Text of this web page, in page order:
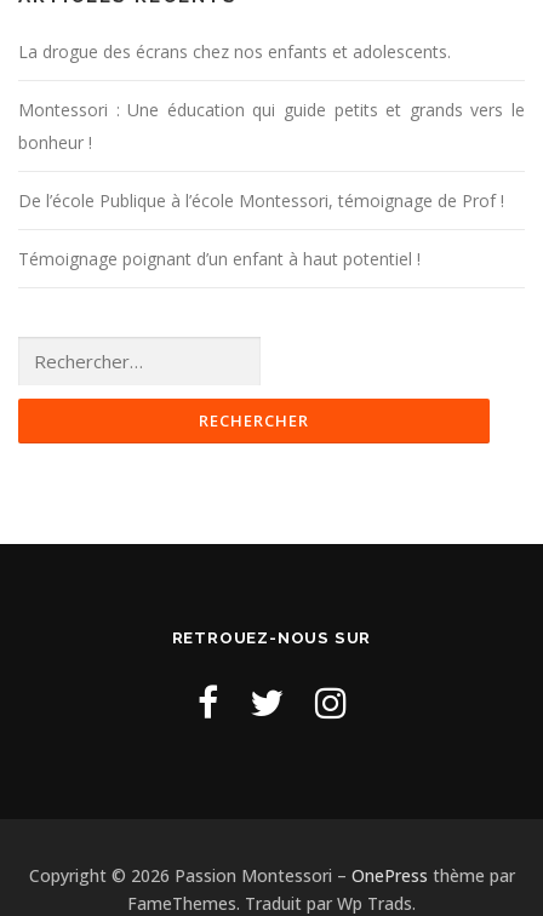
La drogue des écrans chez nos enfants et adolescents.
Montessori : Une éducation qui guide petits et grands vers le
bonheur !
De l’école Publique à l’école Montessori, témoignage de Prof !
Témoignage poignant d’un enfant à haut potentiel !
Rechercher :
RETROUEZ-NOUS SUR
Copyright © 2026 Passion Montessori – OnePress thème par
FameThemes. Traduit par Wp Trads.